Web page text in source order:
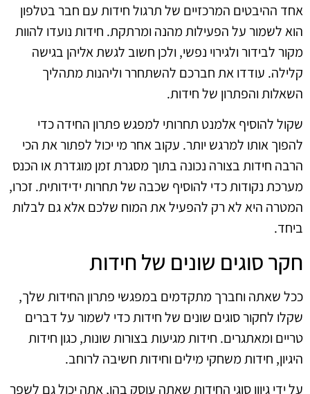
אחד ההיבטים המרכזיים של תרגול חידות עם חבר בטלפון
הוא לשמור על הפעילות מהנה ומרתקת. חידות נועדו להוות
מקור לבידור ולגירוי נפשי, ולכן חשוב לגשת אליהן בגישה
קלילה. עודדו את חברכם להשתחרר וליהנות מתהליך
השאלות והפתרון של חידות.
שקול להוסיף אלמנט תחרותי למפגש פתרון החידה כדי
להפוך אותו למרגש יותר. עקוב אחר מי יכול לפתור את הכי
הרבה חידות בצורה נכונה בתוך מסגרת זמן מוגדרת או הכנס
מערכת נקודות כדי להוסיף שכבה של תחרות ידידותית. זכרו,
המטרה היא לא רק להפעיל את המוח שלכם אלא גם לבלות
ביחד.
חקר סוגים שונים של חידות
ככל שאתה וחברך מתקדמים במפגשי פתרון החידות שלך,
שקלו לחקור סוגים שונים של חידות כדי לשמור על דברים
טריים ומאתגרים. חידות מגיעות בצורות שונות, כגון חידות
היגיון, חידות משחקי מילים וחידות חשיבה לרוחב.
על ידי גיוון סוגי החידות שאתה עוסק בהן, אתה יכול גם לשפר